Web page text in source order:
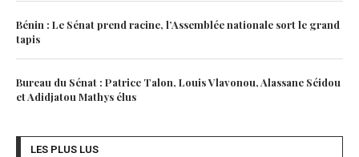
Bénin : Le Sénat prend racine, l’Assemblée nationale sort le grand
tapis
Bureau du Sénat : Patrice Talon, Louis Vlavonou, Alassane Séidou
et Adidjatou Mathys élus
LES PLUS LUS